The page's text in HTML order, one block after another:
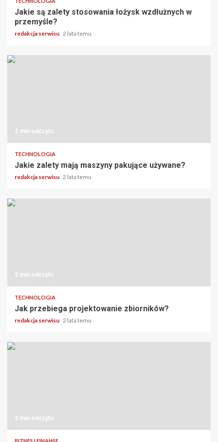
Jakie są zalety stosowania łożysk wzdłużnych w
przemyśle?
redakcja serwisu 2 lata temu
2 min odczytu
TECHNOLOGIA
Jakie zalety mają maszyny pakujące używane?
redakcja serwisu 2 lata temu
2 min odczytu
TECHNOLOGIA
Jak przebiega projektowanie zbiorników?
redakcja serwisu 2 lata temu
2 min odczytu